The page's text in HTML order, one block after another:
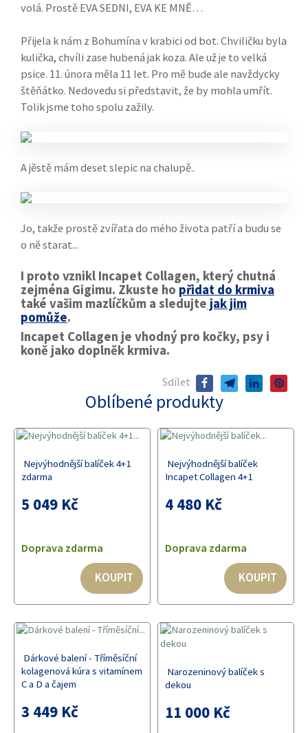
volá. Prostě EVA SEDNI, EVA KE MNĚ…
Přijela k nám z Bohumína v krabici od bot. Chviličku byla
kulička, chvíli zase hubená jak koza. Ale už je to velká
psice. 11. února měla 11 let. Pro mě bude ale navždycky
štěňátko. Nedovedu si představit, že by mohla umřít.
Tolik jsme toho spolu zažily.
A jěstě mám deset slepic na chalupě..
Jo, takže prostě zvířata do mého života patří a budu se
o ně starat...
I proto vznikl Incapet Collagen, který chutná
zejména Gigimu. Zkuste ho přidat do krmiva
také vašim mazlíčkům a sledujte jak jim
pomůže.
Incapet Collagen je vhodný pro kočky, psy i
koně jako doplněk krmiva.
Sdílet facebook telegram linkedin pinterest
Oblíbené produkty
Nejvýhodnější balíček 4+1
zdarma
5 049 Kč
Doprava zdarma
KOUPIT
Nejvýhodnější balíček
Incapet Collagen 4+1
4 480 Kč
Doprava zdarma
KOUPIT
Dárkové balení - Tříměsíční
kolagenová kúra s vitamínem
C a D a čajem
3 449 Kč
Narozeninový balíček s
dekou
11 000 Kč